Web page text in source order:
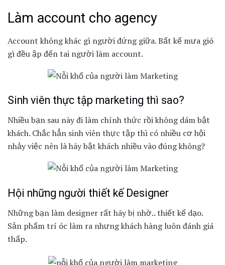
Làm account cho agency
Account không khác gì người đứng giữa. Bất kể mưa gió
gì đều ập đến tai người làm account.
Sinh viên thực tập marketing thì sao?
Nhiều bạn sau này đi làm chính thức rồi không dám bật
khách. Chắc hẳn sinh viên thực tập thì có nhiều cơ hội
nhảy việc nên là hãy bật khách nhiều vào đúng không?
Hội những người thiết kế Designer
Những bạn làm designer rất hãy bị nhờ.. thiết kế dạo.
Sản phẩm trí óc làm ra nhưng khách hàng luôn đánh giá
thấp.